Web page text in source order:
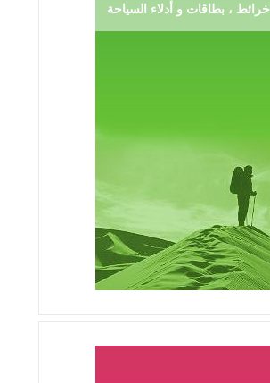
خرائط ، بطاقات و أدلاء السياحة